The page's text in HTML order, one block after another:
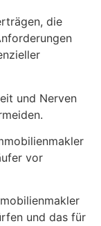
die
und Nerven
vor
und das für